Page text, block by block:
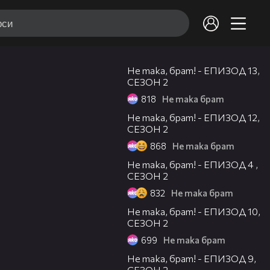
Не така, брат! - ЕПИЗОД 13,
СЕЗОН 2
818 Не така брат
Не така, брат! - ЕПИЗОД 12,
СЕЗОН 2
868 Не така брат
Не така, брат! - ЕПИЗОД 4 ,
СЕЗОН 2
832 Не така брат
Не така, брат! - ЕПИЗОД 10,
СЕЗОН 2
699 Не така брат
Не така, брат! - ЕПИЗОД 9,